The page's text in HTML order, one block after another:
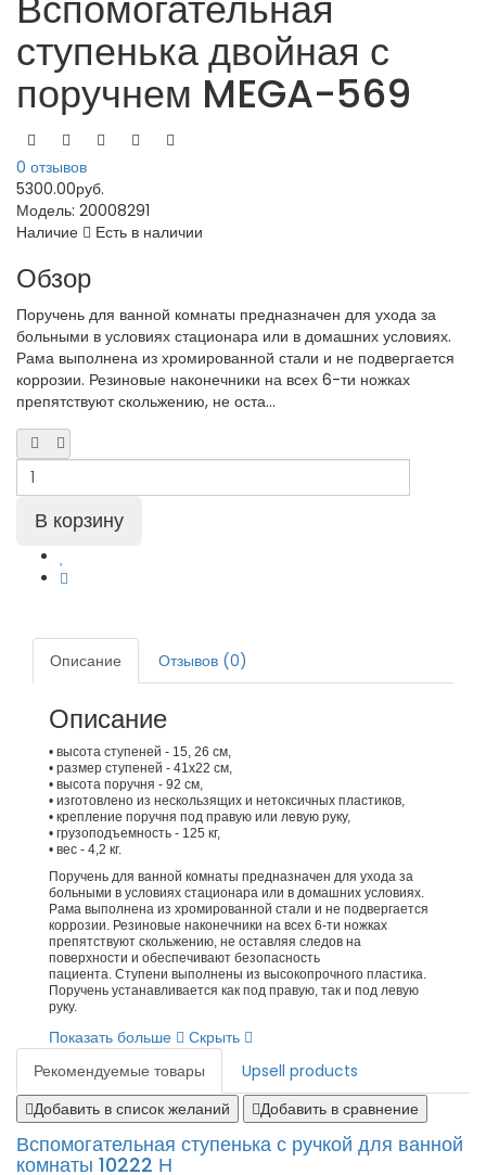
ступенька двойная с
поручнем MEGA-569
0 отзывов
5300.00руб.
Модель: 20008291
Наличие
Есть в наличии
Обзор
Поручень для ванной комнаты предназначен для ухода за
больными в условиях стационара или в домашних условиях.
Рама выполнена из хромированной стали и не подвергается
коррозии. Резиновые наконечники на всех 6-ти ножках
препятствуют скольжению, не оста...
Описание Отзывов (0)
Описание
• высота ступеней - 15, 26 см,
• размер ступеней - 41х22 см,
• высота поручня - 92 см,
• изготовлено из нескользящих и нетоксичных пластиков,
• крепление поручня под правую или левую руку,
• грузоподъемность - 125 кг,
• вес - 4,2 кг.
Поручень для ванной комнаты предназначен для ухода за
больными в условиях стационара или в домашних условиях.
Рама выполнена из хромированной стали и не подвергается
коррозии. Резиновые наконечники на всех 6-ти ножках
препятствуют скольжению, не оставляя следов на
поверхности и обеспечивают безопасность
пациента. Ступени выполнены из высокопрочного пластика.
Поручень устанавливается как под правую, так и под левую
руку.
Показать больше
Скрыть
Рекомендуемые товары
Upsell products
Добавить в список желаний
Добавить в сравнение
Вспомогательная ступенька с ручкой для ванной
комнаты 10222 Н